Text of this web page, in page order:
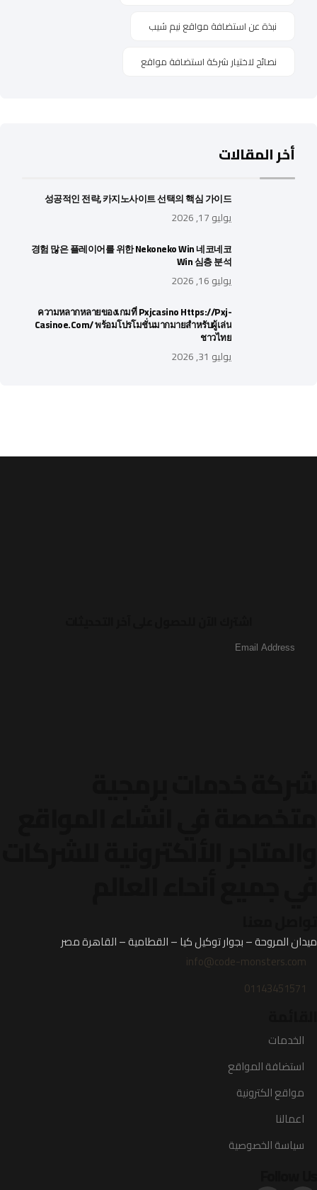
نبذة عن استضافة مواقع نيم شيب
نصائح لاختيار شركة استضافة مواقع
أخر المقالات
성공적인 전략, 카지노사이트 선택의 핵심 가이드
يوليو 17, 2026
경험 많은 플레이어를 위한 Nekoneko Win 네코네코
Win 심층 분석
يوليو 16, 2026
ความหลากหลายของเกมที่ Pxjcasino Https://pxj-
Casinoe.com/ พร้อมโปรโมชั่นมากมายสำหรับผู้เล่น
ชาวไทย
يوليو 31, 2026
ميدان المروحة – بجوار توكيل كيا – القطامية – القاهرة مصر
info@code-monsters.com
01143451571
الخدمات
استضافة المواقع
مواقع الكترونية
اعمالنا
سياسة الخصوصية